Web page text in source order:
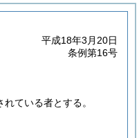
平成18年3月20日
条例第16号
ている者とする。